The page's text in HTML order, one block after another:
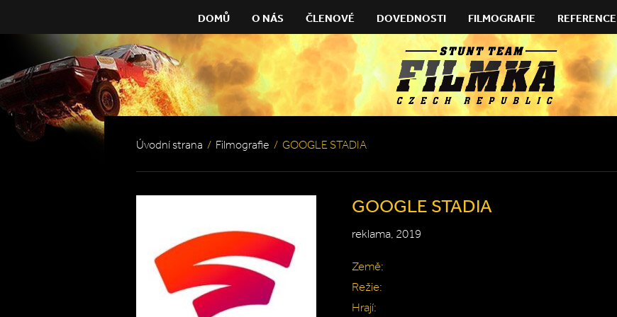
DOMŮ O NÁS ČLENOVÉ DOVEDNOSTI FILMOGRAFIE REFERENCE
Úvodní strana / Filmografie / GOOGLE STADIA
GOOGLE STADIA
reklama, 2019
Země:
Režie:
Hrají: